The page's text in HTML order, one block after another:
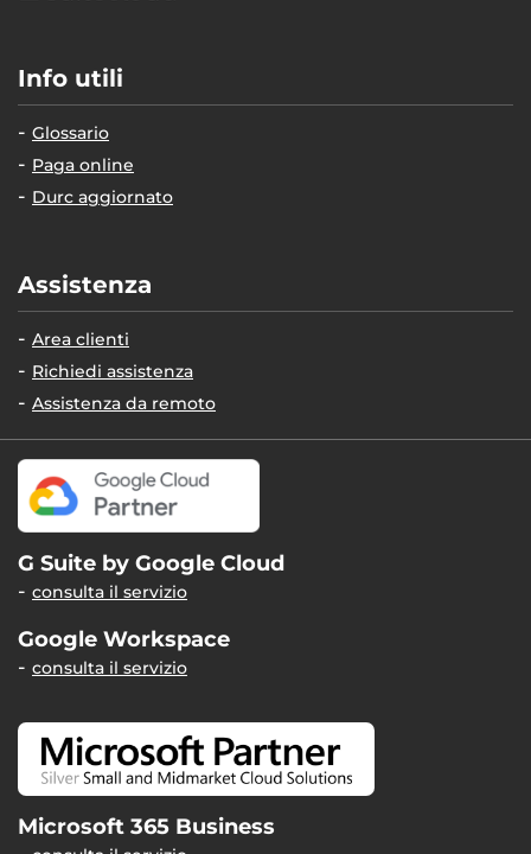
Info utili
Glossario
Paga online
Durc aggiornato
Assistenza
Area clienti
Richiedi assistenza
Assistenza da remoto
G Suite by Google Cloud
consulta il servizio
Google Workspace
consulta il servizio
Microsoft 365 Business